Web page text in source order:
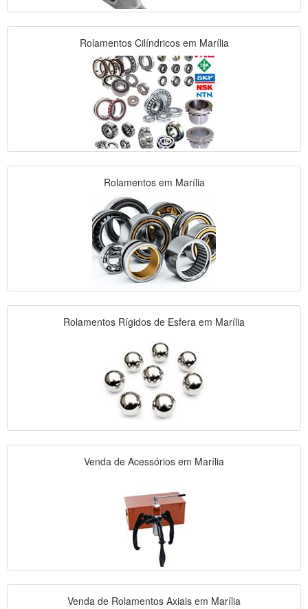
Rolamentos Cilíndricos em Marília
Rolamentos em Marília
Rolamentos Rígidos de Esfera em Marília
Venda de Acessórios em Marília
Venda de Rolamentos Axiais em Marília